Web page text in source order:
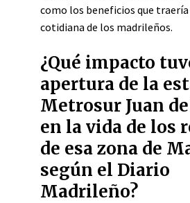
como los beneficios que traería
cotidiana de los madrileños.
¿Qué impacto
apertura de la
Metrosur Juan
en la vida de los
de esa zona de
según el Diario
Madrileño?